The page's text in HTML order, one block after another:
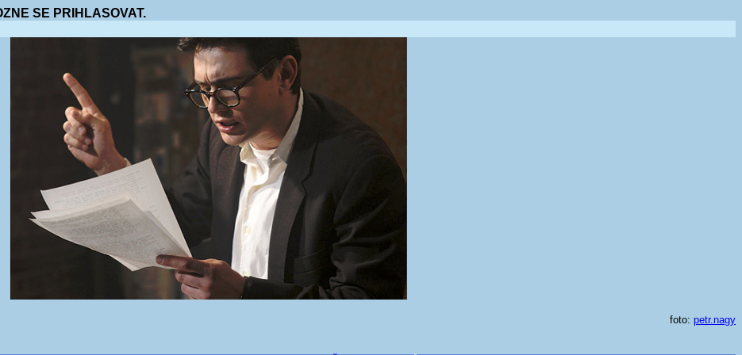
SE PRIHLASOVAT.
foto: petr.nagy